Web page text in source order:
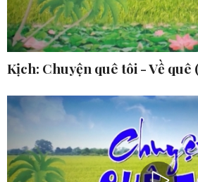
Kịch: Chuyện quê tôi - Về quê